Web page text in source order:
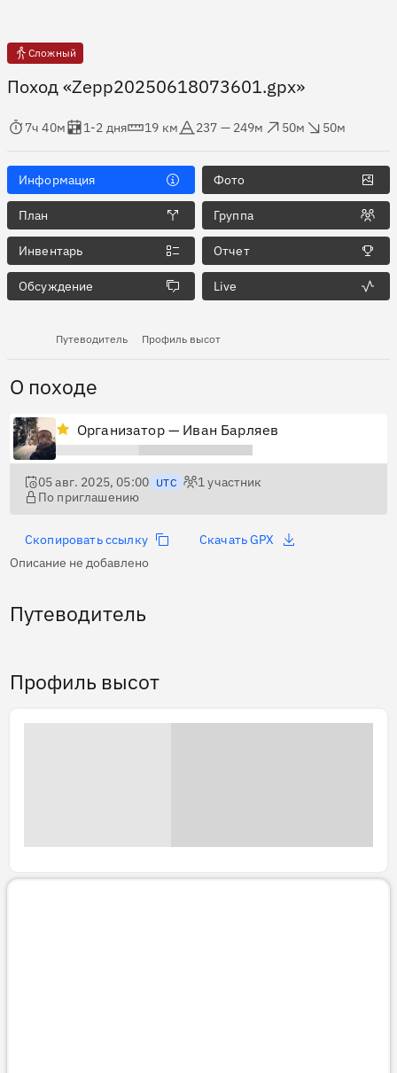
Сложный
Поход «Zepp20250618073601.gpx»
в пути
7ч 40м
Оценка в днях
1-2 дня
Дистанция
19 км
Абсолютная высота
237 — 249м
Набор высоты
50м
Сброс высоты
50м
Информация Фото
План Группа
Инвентарь Отчет
Обсуждение Live
Путеводитель Профиль высот
О походе
Организатор — Иван Барляев
05 авг. 2025, 05:00 UTC 1участник
По приглашению
Скопировать ссылку
Скачать GPX
Описание не добавлено
Путеводитель
Профиль высот